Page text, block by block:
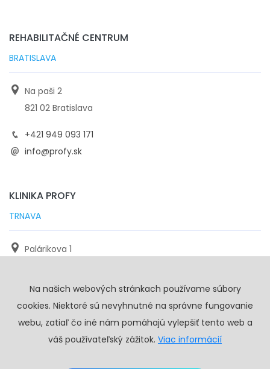
REHABILITAČNÉ CENTRUM
BRATISLAVA
Na paši 2
821 02 Bratislava
+421 949 093 171
info@profy.sk
KLINIKA PROFY
TRNAVA
Palárikova 1
+421 905 117 923
info@profy.sk
Na našich webových stránkach používame súbory
cookies. Niektoré sú nevyhnutné na správne fungovanie
webu, zatiaľ čo iné nám pomáhajú vylepšiť tento web a
váš používateľský zážitok. Viac informácií